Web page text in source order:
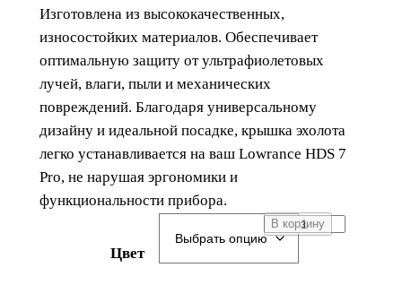
Изготовлена из высококачественных,
износостойких материалов. Обеспечивает
оптимальную защиту от ультрафиолетовых
лучей, влаги, пыли и механических
повреждений. Благодаря универсальному
дизайну и идеальной посадке, крышка эхолота
легко устанавливается на ваш Lowrance HDS 7
Pro, не нарушая эргономики и
функциональности прибора.
Цвет
К
о
л
В корзину